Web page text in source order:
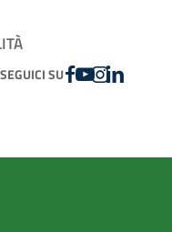
SEGUICI SUFACEBOOK
YOUTUBE
INSTAGRAM
LINKEDIN